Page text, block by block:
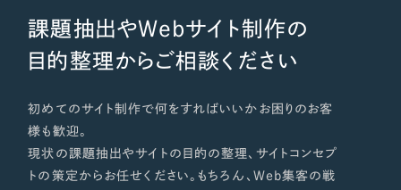
課題抽出やWebサイト制作の
目的整理からご相談ください
初めてのサイト制作で何をすればいいかお困りのお客
様も歓迎。
現状の課題抽出やサイトの目的の整理、サイトコンセプ
トの策定からお任せください。もちろん、Web集客の戦